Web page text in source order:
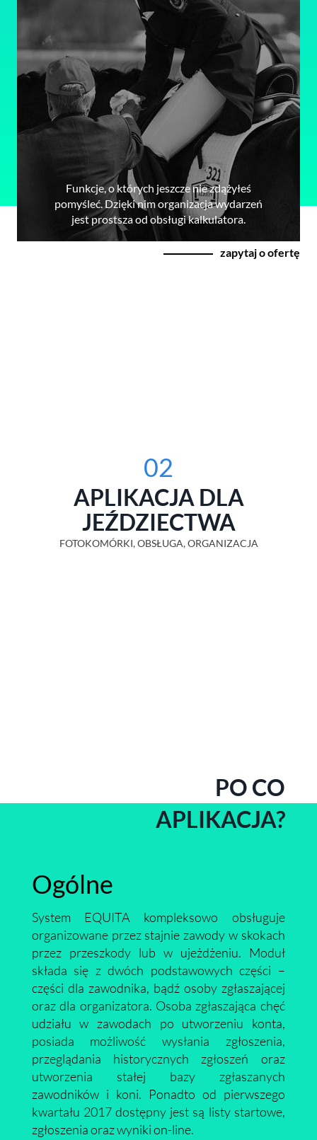
Funkcje, o których jeszcze nie zdążyłeś
pomyśleć. Dzięki nim organizacja wydarzeń
jest prostsza od obsługi kalkulatora.
zapytaj o ofertę
02
APLIKACJA DLA
JEŹDZIECTWA
FOTOKOMÓRKI, OBSŁUGA, ORGANIZACJA
PO CO
APLIKACJA?
Ogólne
System EQUITA kompleksowo obsługuje
organizowane przez stajnie zawody w skokach
przez przeszkody lub w ujeżdżeniu. Moduł
składa się z dwóch podstawowych części –
części dla zawodnika, bądź osoby zgłaszającej
oraz dla organizatora. Osoba zgłaszająca chęć
udziału w zawodach po utworzeniu konta,
posiada możliwość wysłania zgłoszenia,
przeglądania historycznych zgłoszeń oraz
utworzenia stałej bazy zgłaszanych
zawodników i koni. Ponadto od pierwszego
kwartału 2017 dostępny jest są listy startowe,
zgłoszenia oraz wyniki on-line.